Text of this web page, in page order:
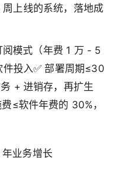
上线的系统，落地成
模式（年费 1 万 - 5
投入✅ 部署周期≤30
+ 进销存，再扩生
≤软件年费的 30%，
业务增长